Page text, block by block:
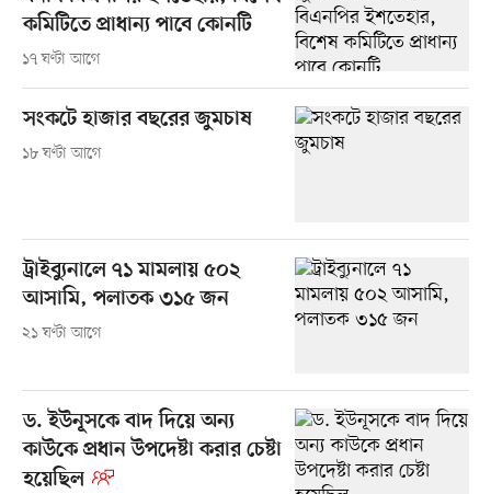
কমিটিতে প্রাধান্য পাবে কোনটি
১৭ ঘণ্টা আগে
সংকটে হাজার বছরের জুমচাষ
১৮ ঘণ্টা আগে
ট্রাইব্যুনালে ৭১ মামলায় ৫০২
আসামি, পলাতক ৩১৫ জন
২১ ঘণ্টা আগে
ড. ইউনূসকে বাদ দিয়ে অন্য
কাউকে প্রধান উপদেষ্টা করার চেষ্টা
হয়েছিল